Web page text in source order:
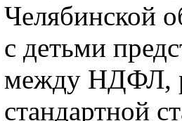
Челябинской
с детьми
между НДФЛ,
стандартной